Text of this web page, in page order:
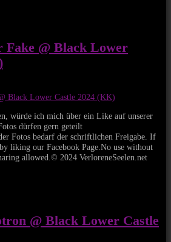
Fake @ Black Lower
würde ich mich über ein Like auf unserer
dürfen gern geteilt
Fotos bedarf der schriftlichen Freigabe. If
liking our Facebook Page.No use without
allowed.© 2024 VerloreneSeelen.net
@ Black Lower Castle